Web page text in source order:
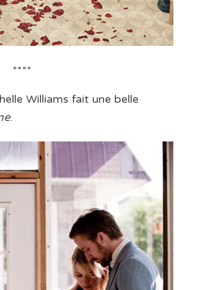
****
Williams fait une belle
.